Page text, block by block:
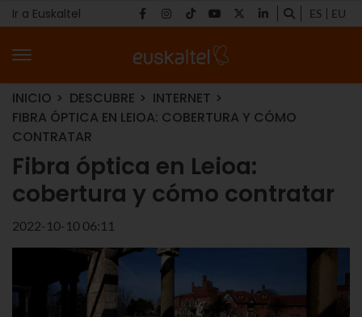
Ir a Euskaltel ES EU
INICIO DESCUBRE
INTERNET
FIBRA ÓPTICA EN LEIOA: COBERTURA Y CÓMO
CONTRATAR
Fibra óptica en Leioa:
cobertura y cómo contratar
2022-10-10 06:11